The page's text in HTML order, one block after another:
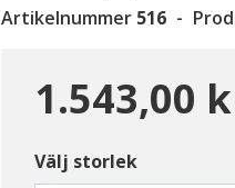
Artikelnummer 516
1.543,00
Välj storlek